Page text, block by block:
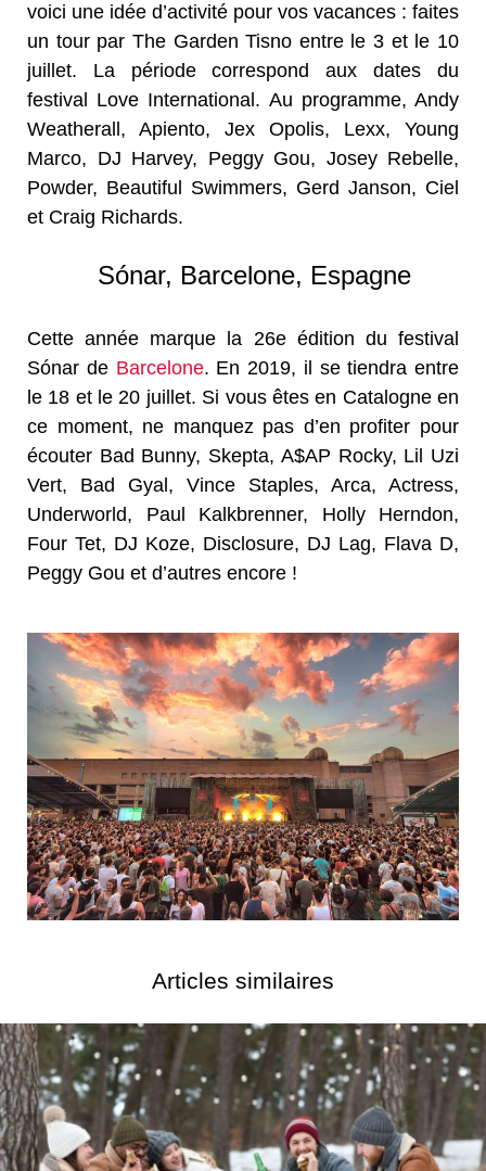
voici une idée d’activité pour vos vacances : faites
un tour par The Garden Tisno entre le 3 et le 10
juillet. La période correspond aux dates du
festival Love International. Au programme, Andy
Weatherall, Apiento, Jex Opolis, Lexx, Young
Marco, DJ Harvey, Peggy Gou, Josey Rebelle,
Powder, Beautiful Swimmers, Gerd Janson, Ciel
et Craig Richards.
Sónar, Barcelone, Espagne
Cette année marque la 26e édition du festival
Sónar de Barcelone. En 2019, il se tiendra entre
le 18 et le 20 juillet. Si vous êtes en Catalogne en
ce moment, ne manquez pas d’en profiter pour
écouter Bad Bunny, Skepta, A$AP Rocky, Lil Uzi
Vert, Bad Gyal, Vince Staples, Arca, Actress,
Underworld, Paul Kalkbrenner, Holly Herndon,
Four Tet, DJ Koze, Disclosure, DJ Lag, Flava D,
Peggy Gou et d’autres encore !
Articles similaires